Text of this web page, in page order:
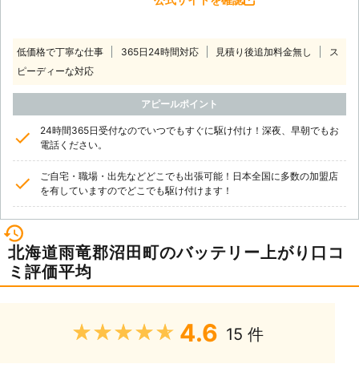
低価格で丁寧な仕事 365日24時間対応 見積り後追加料金無し
ス
ピーディーな対応
アピールポイント
24時間365日受付なのでいつでもすぐに駆け付け！深夜、早朝でもお
電話ください。
ご自宅・職場・出先などどこでも出張可能！日本全国に多数の加盟店
を有していますのでどこでも駆け付けます！
北海道雨竜郡沼田町のバッテリー上がり口コ
ミ評価平均
★★★★★ 4.6 15 件